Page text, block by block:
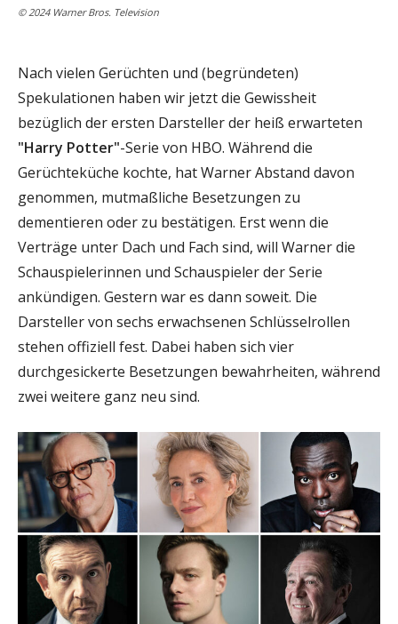
© 2024 Warner Bros. Television
Nach vielen Gerüchten und (begründeten)
Spekulationen haben wir jetzt die Gewissheit
bezüglich der ersten Darsteller der heiß erwarteten
"Harry Potter"-Serie von HBO. Während die
Gerüchteküche kochte, hat Warner Abstand davon
genommen, mutmaßliche Besetzungen zu
dementieren oder zu bestätigen. Erst wenn die
Verträge unter Dach und Fach sind, will Warner die
Schauspielerinnen und Schauspieler der Serie
ankündigen. Gestern war es dann soweit. Die
Darsteller von sechs erwachsenen Schlüsselrollen
stehen offiziell fest. Dabei haben sich vier
durchgesickerte Besetzungen bewahrheiten, während
zwei weitere ganz neu sind.